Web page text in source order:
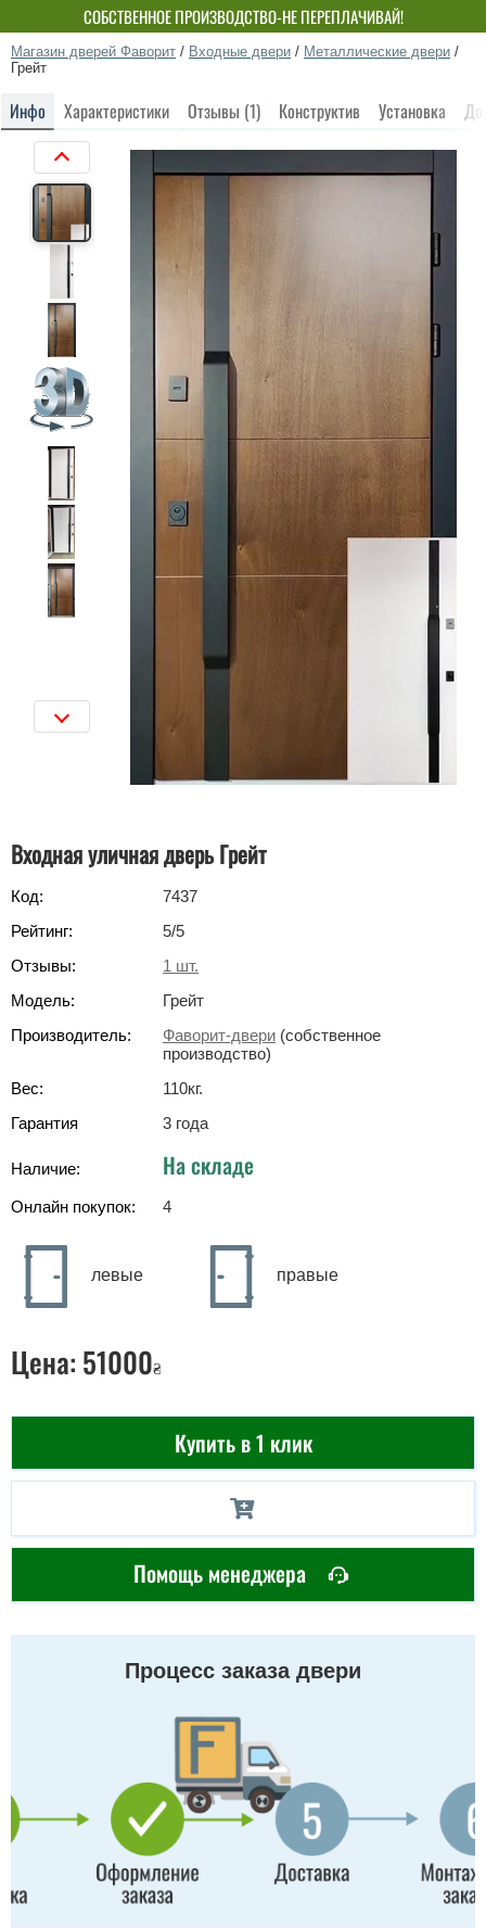
СОБСТВЕННОЕ ПРОИЗВОДСТВО-НЕ ПЕРЕПЛАЧИВАЙ!
Магазин дверей Фаворит / Входные двери / Металлические двери /
Грейт
Инфо Характеристики Отзывы (1) Конструктив Установка
Входная уличная дверь Грейт
Код:
7437
Рейтинг:
5/5
Отзывы:
1 шт.
Модель:
Грейт
Производитель:
Фаворит-двери (собственное
производство)
Вес:
110кг.
Гарантия
3 года
Наличие: На складе
Онлайн покупок: 4
левые правые
Цена: 51000₴
Купить в 1 клик
Помощь менеджера
Процесс заказа двери